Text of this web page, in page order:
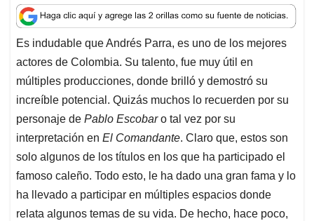
a
t
s
A
p
p
c
e
b
o
o
k
n
k
e
d
I
n
a
i
l
r
e
a
d
s
Es indudable que Andrés Parra, es uno de los mejores
actores de Colombia. Su talento, fue muy útil en
múltiples producciones, donde brilló y demostró su
increíble potencial. Quizás muchos lo recuerden por su
personaje de Pablo Escobaro tal vez por su
interpretación en El Comandante. Claro que, estos son
solo algunos de los títulos en los que ha participado el
famoso caleño. Todo esto, le ha dado una gran fama y lo
ha llevado a participar en múltiples espacios donde
relata algunos temas de su vida. De hecho, hace poco,